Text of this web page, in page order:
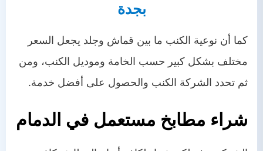
بجدة
كما أن نوعية الكنب ما بين قماش وجلد يجعل السعر
مختلف بشكل كبير حسب الخامة وموديل الكنب، ومن
ثم تحدد الشركة الكنب والحصول على أفضل خدمة.
شراء مطابخ مستعمل في الدمام